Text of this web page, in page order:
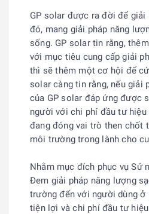
GP solar được ra đời để giải
đó, mang giải pháp năng
sống. GP solar tin rằng,
với mục tiêu cung cấp giải
thì sẽ thêm một cơ hội để
solar càng tin rằng, nếu giải
của GP solar đáp ứng được
người với chi phí đầu tư hiệu
đang đóng vai trò then chốt
môi trường trong lành cho
Nhằm mục đích phục vụ Sứ
Đem giải pháp năng lượng
trường đến với người dùng
tiện lợi và chi phí đầu tư